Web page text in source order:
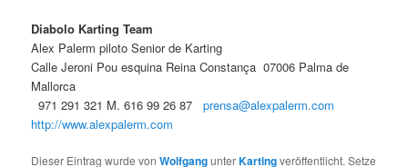
Diabolo Karting Team
Alex Palerm piloto Senior de Karting
Calle Jeroni Pou esquina Reina Constança 07006 Palma de
Mallorca
971 291 321 M. 616 99 26 87prensa@alexpalerm.com
http://www.alexpalerm.com
Dieser Eintrag wurde vonWolfgangunterKartingveröffentlicht. Setze